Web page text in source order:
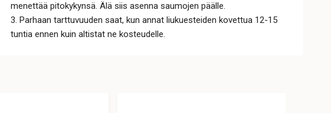
menettää pitokykynsä. Älä siis asenna saumojen päälle.
3.Parhaan tarttuvuuden saat, kun annat liukuesteiden kovettua 12-15
tuntia ennen kuin altistat ne kosteudelle.